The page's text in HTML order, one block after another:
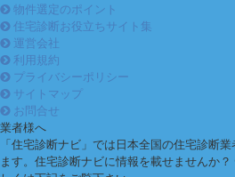
物件選定のポイント
住宅診断お役立ちサイト集
運営会社
利用規約
プライバシーポリシー
サイトマップ
お問合せ
業者様へ
「住宅診断ナビ」では日本全国の住宅診断
ます。住宅診断ナビに情報を載せませんか